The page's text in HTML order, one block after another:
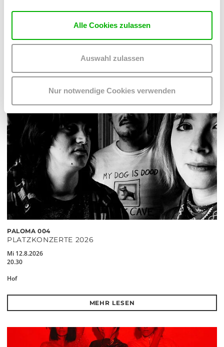
Alle Cookies zulassen
Auswahl zulassen
Nur notwendige Cookies verwenden
PALOMA 004
PLATZKONZERTE 2026
Mi 12.8.2026
20.30
Hof
MEHR LESEN